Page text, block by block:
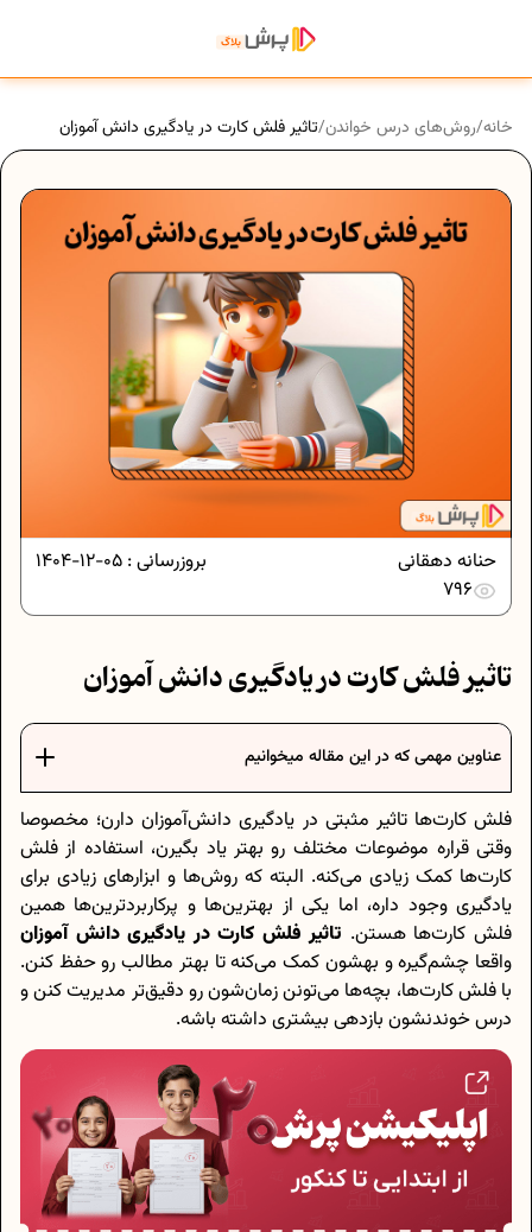
خانه/روش‌های درس خواندن/تاثیر فلش کارت در یادگیری دانش آموزان
بروزرسانی : 05-12-1404
حنانه دهقانی
796
تاثیر فلش کارت در یادگیری دانش آموزان
عناوین مهمی که در این مقاله میخوانیم
فلش کارت‌ها تاثیر مثبتی در یادگیری دانش‌آموزان دارن؛ مخصوصا
وقتی قراره موضوعات مختلف رو بهتر یاد بگیرن، استفاده از فلش
کارت‌ها کمک زیادی می‌کنه. البته که روش‌ها و ابزارهای زیادی برای
یادگیری وجود داره، اما یکی از بهترین‌ها و پرکاربردترین‌ها همین
فلش کارت‌ها هستن. تاثیر فلش کارت در یادگیری دانش آموزان
واقعا چشم‌‌گیره و بهشون کمک می‌کنه تا بهتر مطالب رو حفظ کنن.
با فلش کارت‌ها، بچه‌ها می‌تونن زمان‌شون رو دقیق‌تر مدیریت کنن و
درس خوندنشون بازدهی بیشتری داشته باشه.